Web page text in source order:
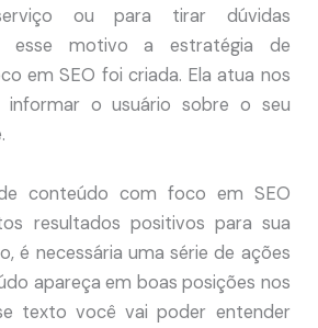
ou para tirar dúvidas
esse motivo a estratégia de
em SEO foi criada. Ela atua nos
informar o usuário sobre o seu
conteúdo com foco em SEO
resultados positivos para sua
é necessária uma série de ações
apareça em boas posições nos
texto você vai poder entender